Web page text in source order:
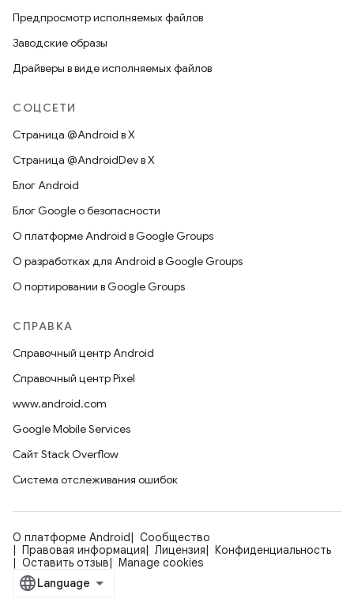
Предпросмотр исполняемых файлов
Заводские образы
Драйверы в виде исполняемых файлов
СОЦСЕТИ
Страница @Android в X
Страница @AndroidDev в X
Блог Android
Блог Google о безопасности
О платформе Android в Google Groups
О разработках для Android в Google Groups
О портировании в Google Groups
СПРАВКА
Справочный центр Android
Справочный центр Pixel
www.android.com
Google Mobile Services
Сайт Stack Overflow
Система отслеживания ошибок
О платформе Android
Сообщество
Правовая информация
Лицензия
Конфиденциальность
Оставить отзыв
Manage cookies